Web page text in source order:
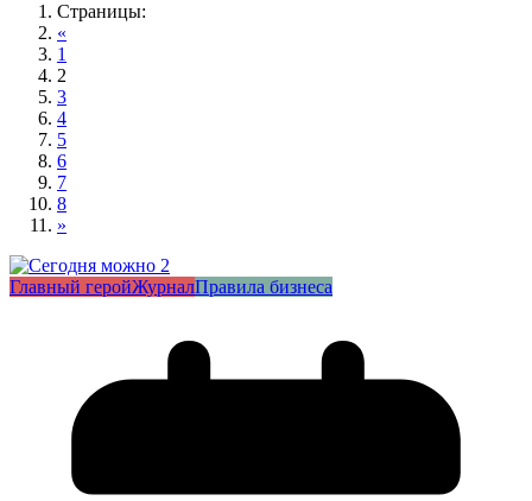
Страницы:
«
1
2
3
4
5
6
7
8
»
Главный геройЖурналПравила бизнеса